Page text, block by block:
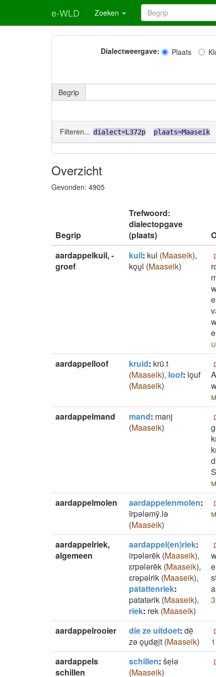
e-WLD Zoeken
Dialectweergave: Plaats
Begrip
Filteren... dialect=L372p plaats=Maaseik
Overzicht
Gevonden: 4905
Begrip
Trefwoord:
dialectopgave
(plaats)
aardappelkuil, -
groef
kuil: kul (Maaseik),
kǫu̯l (Maaseik)
aardappelloof
kruid: krū.t
(Maaseik), loof: lǫuf
(Maaseik)
aardappelmand
mand: manj
(Maaseik)
aardappelmolen
aardappelenmolen:
īrpǝlǝmȳ.lǝ
(Maaseik)
aardappelriek,
algemeen
aardappel(en)riek:
irpǝlǝrēk (Maaseik),
ɛrpǝlǝrēk (Maaseik),
ɛrǝpǝlrik (Maaseik),
patattenriek:
patatǝrik (Maaseik),
riek: rek (Maaseik)
aardappelrooier die ze uitdoet: dē̜
zǝ ǫu̯dø̜i̯t (Maaseik)
aardappels
schillen
schillen: šeͅlə
(Maaseik)